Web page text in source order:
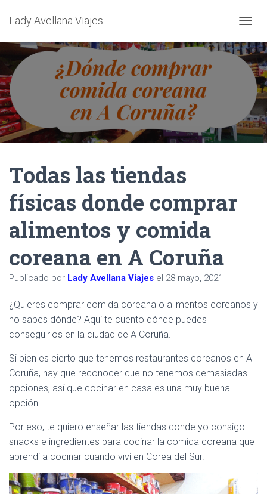
Lady Avellana Viajes
Todas las tiendas
físicas donde comprar
alimentos y comida
coreana en A Coruña
Publicado por Lady Avellana Viajes el 28 mayo, 2021
¿Quieres comprar comida coreana o alimentos coreanos y
no sabes dónde? Aquí te cuento dónde puedes
conseguirlos en la ciudad de A Coruña.
Si bien es cierto que tenemos restaurantes coreanos en A
Coruña, hay que reconocer que no tenemos demasiadas
opciones, así que cocinar en casa es una muy buena
opción.
Por eso, te quiero enseñar las tiendas donde yo consigo
snacks e ingredientes para cocinar la comida coreana que
aprendí a cocinar cuando viví en Corea del Sur.